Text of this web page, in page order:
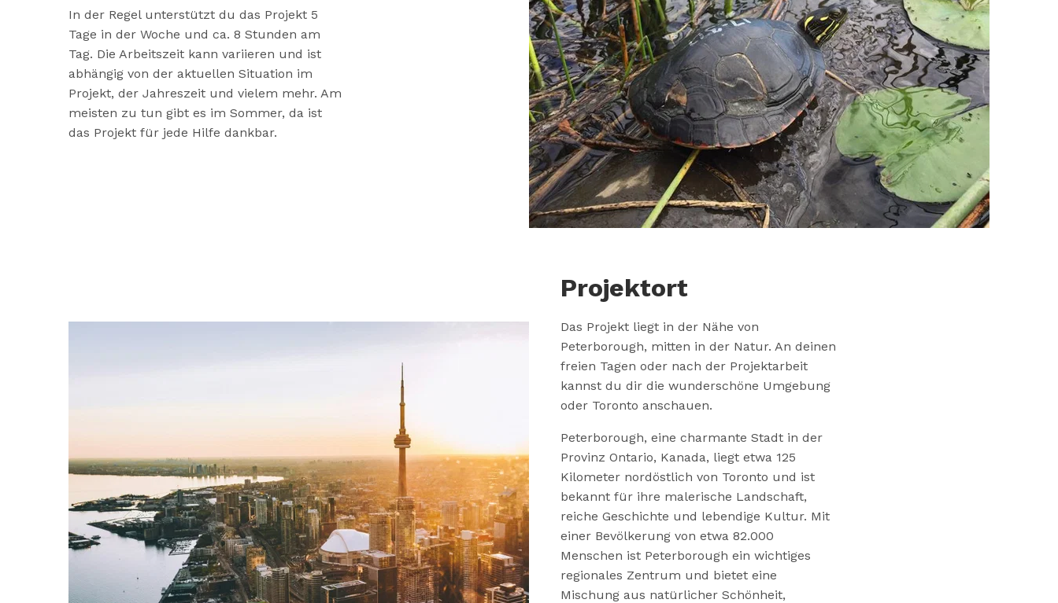
In der Regel unterstützt du das Projekt 5
Tage in der Woche und ca. 8 Stunden am
Tag. Die Arbeitszeit kann variieren und ist
abhängig von der aktuellen Situation im
Projekt, der Jahreszeit und vielem mehr. Am
meisten zu tun gibt es im Sommer, da ist
das Projekt für jede Hilfe dankbar.
Projektort
Das Projekt liegt in der Nähe von
Peterborough, mitten in der Natur. An deinen
freien Tagen oder nach der Projektarbeit
kannst du dir die wunderschöne Umgebung
oder Toronto anschauen.
Peterborough, eine charmante Stadt in der
Provinz Ontario, Kanada, liegt etwa 125
Kilometer nordöstlich von Toronto und ist
bekannt für ihre malerische Landschaft,
reiche Geschichte und lebendige Kultur. Mit
einer Bevölkerung von etwa 82.000
Menschen ist Peterborough ein wichtiges
regionales Zentrum und bietet eine
Mischung aus natürlicher Schönheit,